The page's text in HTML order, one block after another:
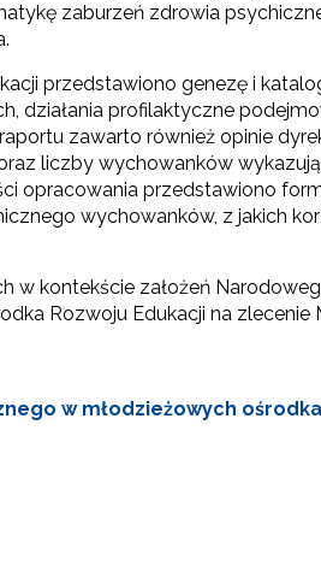
zaburzeń zdrowia
przedstawiono genezę i
działania profilaktyczne
zawarto również opinie
liczby wychowanków
opracowania przedstawiono
wychowanków, z jakich
w kontekście założeń
Rozwoju Edukacji na zlecenie
w młodzieżowych